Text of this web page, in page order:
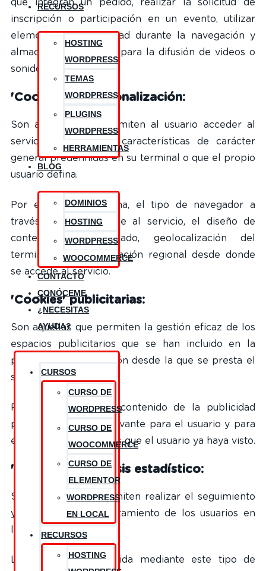
RECURSOS
HOSTING
WORDPRESS
TEMAS
WORDPRESS
PLUGINS
WORDPRESS
HERRAMIENTAS
BLOG
DOMINIOS
HOSTING
WORDPRESS
WOOCOMMERCE
CONTACTO
CONÓCEME
¿NECESITAS
AYUDA?
CURSOS
CURSO DE
WORDPRESS
CURSO DE
WOOCOMMERCE
CURSO DE
ELEMENTOR
WORDPRESS
EN LOCAL
RECURSOS
HOSTING
que integran un pedido, realizar la solicitud de
inscripción o participación en un evento, utilizar
elementos de seguridad durante la navegación y
almacenar contenidos para la difusión de videos o
sonido.
'Cookies' de personalización:
Son aquellas que permiten al usuario acceder al
servicio con algunas características de carácter
general predefinidas en su terminal o que el propio
usuario defina.
Por ejemplo, el idioma, el tipo de navegador a
través del cual accede al servicio, el diseño de
contenidos seleccionado, geolocalización del
terminal y la configuración regional desde donde
se accede al servicio.
'Cookies' publicitarias:
Son aquellas que permiten la gestión eficaz de los
espacios publicitarios que se han incluido en la
página web o aplicación desde la que se presta el
servicio.
Permiten adecuar el contenido de la publicidad
para que esta sea relevante para el usuario y para
evitar mostrar anuncios que el usuario ya haya visto.
'Cookies' de análisis estadístico:
Son aquellas que permiten realizar el seguimiento
y análisis del comportamiento de los usuarios en
los sitios web.
La información recogida mediante este tipo de